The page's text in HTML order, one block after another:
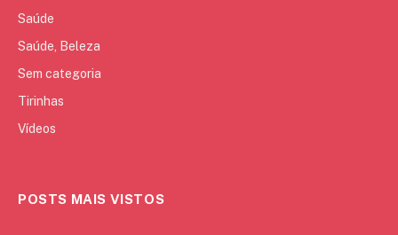
Saúde
Saúde, Beleza
Sem categoria
Tirinhas
Vídeos
POSTS MAIS VISTOS